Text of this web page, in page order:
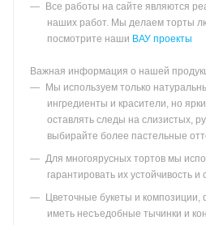
Все работы на сайте являются
наших работ. Мы делаем торты
посмотрите наши ВАУ проекты
Важная информация о нашей
Мы используем только
ингредиенты и красители, но
оставлять следы на слизистых,
выбирайте более пастельные
Для многоярусных тортов мы
гарантировать их устойчивость и
Цветочные букеты и композиции,
иметь несъедобные тычинки и